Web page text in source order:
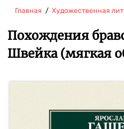
Главная Художественная
Похождения
Швейка (мягкая